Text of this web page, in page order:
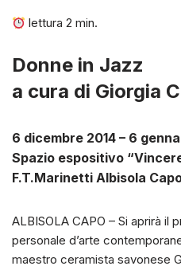
lettura2 min.
Donne in Jazz
a cura di Giorgia
6 dicembre 2014 – 6
Spazio espositivo
F.T.Marinetti Albisola
ALBISOLA CAPO – Si aprirà il
personale d’arte
maestro ceramista savonese